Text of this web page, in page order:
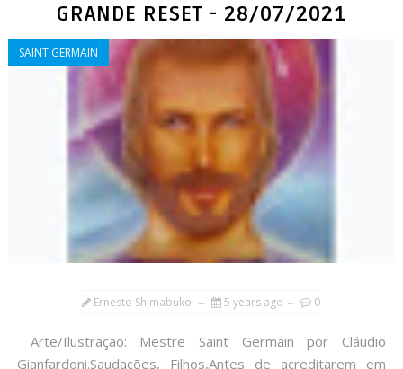
GRANDE RESET - 28/07/2021
SAINT GERMAIN
Ernesto Shimabuko 5 years ago 0
Arte/Ilustração: Mestre Saint Germain por Cláudio
Gianfardoni.Saudações, Filhos,Antes de acreditarem em